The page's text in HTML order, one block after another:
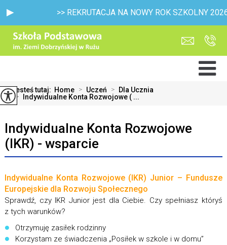
>> REKRUTACJA NA NOWY ROK SZKOLNY
Jesteś tutaj: Home > Uczeń > Dla Ucznia
> Indywidualne Konta Rozwojowe ( ...
Indywidualne Konta Rozwojowe
(IKR) - wsparcie
Indywidualne Konta Rozwojowe (IKR) Junior – Fundusze
Europejskie dla Rozwoju Społecznego
Sprawdź, czy IKR Junior jest dla Ciebie. Czy spełniasz któryś
z tych warunków?
Otrzymuję zasiłek rodzinny
Korzystam ze świadczenia „Posiłek w szkole i w domu”